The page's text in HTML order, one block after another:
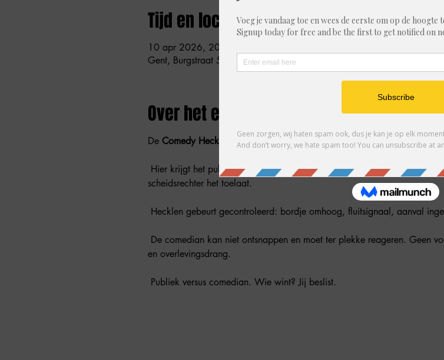
Tijd en locatie
10 apr 2026, 20:30 – 22:45
Gent, Burgstraat 59, 9000 Gent, België
Over het evenement
De Comedy Heckle Show is "geen" veilige ruimte.
scheidsrechter het toelaat.
Hecklen gebeurt gecontroleerd: bordje omhoog, fluitsignaal, aanval
en overlevingsdrang.
Publiek versus comedian. Wie wint? Jij beslist.